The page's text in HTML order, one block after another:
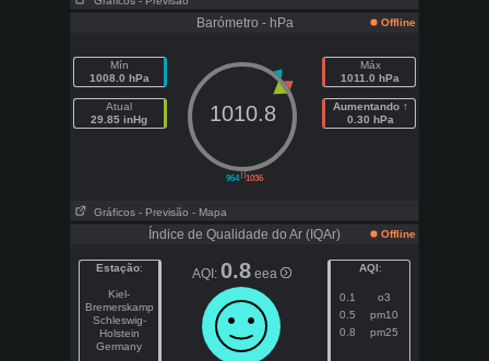
Barómetro - hPa Offline
Mín
1008.0 hPa
Atual
29.85 inHg
||
964 1036
1010.8
Máx
1011.0 hPa
Aumentando ↑
0.30 hPa
Gráficos - Previsão - Mapa
Índice de Qualidade do Ar (IQAr) Offline
Estação:
Kiel-
Bremerskamp
Schleswig-
Holstein
Germany
AQI: 0.8 eea AQI:
0.1
o3
0.5
pm10
0.8
pm25